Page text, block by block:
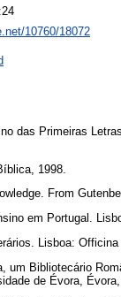
10760/18072
das Primeiras
1998.
From
em Portugal.
Lisboa:
um Bibliotecário
de Évora,